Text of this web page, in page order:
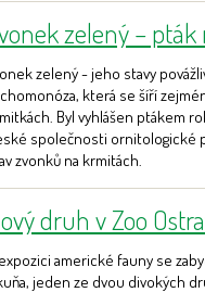
zelený –
zelený - jeho stavy
která se šíří
Byl vyhlášen ptákem
společnosti ornitologické
zvonků na krmitách.
druh v Zoo
americké fauny se
jeden ze dvou divokých